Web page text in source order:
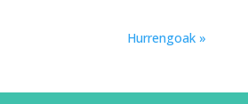
Hurrengoak »